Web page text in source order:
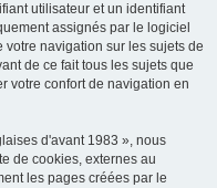
utilisateur et un identifiant
assignés par le logiciel
navigation sur les sujets de
de ce fait tous les sujets que
votre confort de navigation en
d'avant 1983 », nous
de cookies, externes au
les pages créées par le